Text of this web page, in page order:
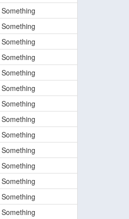
Something
Something
Something
Something
Something
Something
Something
Something
Something
Something
Something
Something
Something
Something